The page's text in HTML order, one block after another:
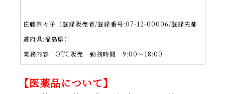
佐藤奈々子（登録販売者/登録番号:07-12-00006/登録先都
道府県:福島県）
業務内容…OTC販売 勤務時間 9:00～18:00
【医薬品について】